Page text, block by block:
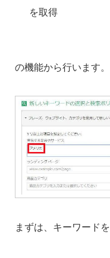
を取得
の機能から行います。
まずは、キーワード